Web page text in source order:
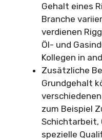
Gehalt eines
Branche
verdienen
Öl- und
Kollegen in
Zusätzliche
Grundgehalt
zum Beispiel
spezielle